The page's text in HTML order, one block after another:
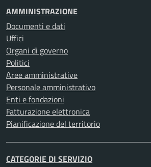
AMMINISTRAZIONE
Documenti e dati
Uffici
Organi di governo
Politici
Aree amministrative
Personale amministrativo
Enti e fondazioni
Fatturazione elettronica
Pianificazione del territorio
CATEGORIE DI SERVIZIO